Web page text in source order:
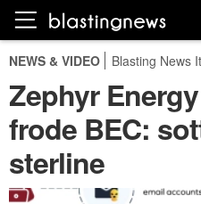
NEWS & VIDEO Blasting News
Zephyr
frode BEC:
sterline